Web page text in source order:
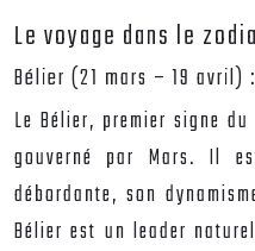
Le voyage dans le
Bélier (21 mars – 19 avril) :
Le Bélier, premier signe
gouverné par Mars. Il
débordante, son
Bélier est un leader